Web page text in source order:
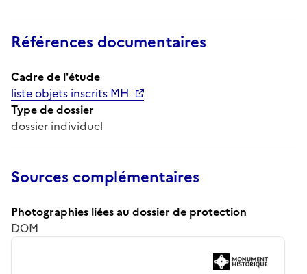
Références documentaires
Cadre de l'étude
liste objets inscrits MH
Type de dossier
dossier individuel
Sources complémentaires
Photographies liées au dossier de protection
DOM